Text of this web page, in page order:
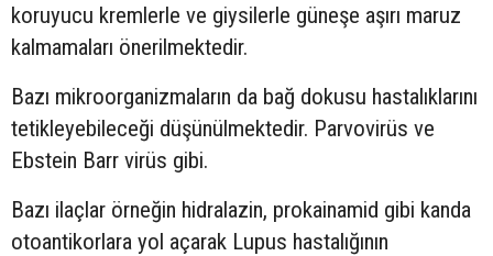
koruyucu kremlerle ve giysilerle güneşe aşırı maruz
kalmamaları önerilmektedir.
Bazı mikroorganizmaların da bağ dokusu hastalıklarını
tetikleyebileceği düşünülmektedir. Parvovirüs ve
Ebstein Barr virüs gibi.
Bazı ilaçlar örneğin hidralazin, prokainamid gibi kanda
otoantikorlara yol açarak Lupus hastalığının